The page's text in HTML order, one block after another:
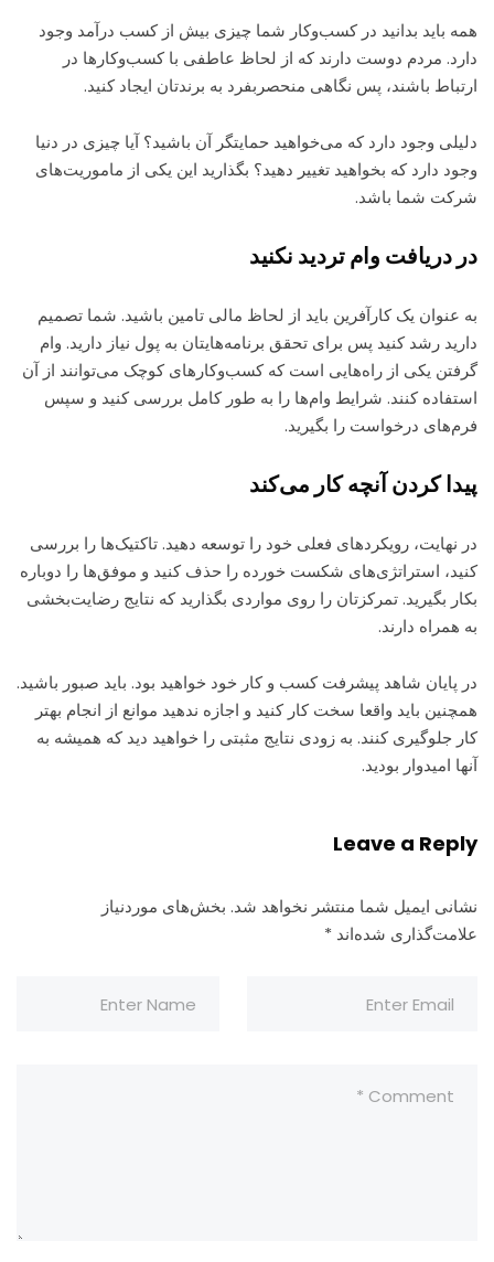
همه باید بدانید در کسب‌وکار شما چیزی بیش از کسب درآمد وجود
دارد. مردم دوست دارند که از لحاظ عاطفی با کسب‌وکارها در
ارتباط باشند، پس نگاهی منحصربفرد به برندتان ایجاد کنید.
دلیلی وجود دارد که می‌خواهید حمایتگر آن باشید؟ آیا چیزی در دنیا
وجود دارد که بخواهید تغییر دهید؟ بگذارید این یکی از ماموریت‌های
شرکت شما باشد.
در دریافت وام تردید نکنید
به عنوان یک کارآفرین باید از لحاظ مالی تامین باشید. شما تصمیم
دارید رشد کنید پس برای تحقق برنامه‌هایتان به پول نیاز دارید. وام
گرفتن یکی از راه‌هایی است که کسب‌وکارهای کوچک می‌توانند از آن
استفاده کنند. شرایط وام‌ها را به طور کامل بررسی کنید و سپس
فرم‌های درخواست را بگیرید.
پیدا کردن آنچه کار می‌کند
در نهایت، رویکردهای فعلی خود را توسعه دهید. تاکتیک‌ها را بررسی
کنید، استراتژی‌های شکست خورده را حذف کنید و موفق‌ها را دوباره
بکار بگیرید. تمرکزتان را روی مواردی بگذارید که نتایج رضایت‌بخشی
به همراه دارند.
در پایان شاهد پیشرفت کسب و کار خود خواهید بود. باید صبور باشید.
همچنین باید واقعا سخت کار کنید و اجازه ندهید موانع از انجام بهتر
کار جلوگیری کنند. به زودی نتایج مثبتی را خواهید دید که همیشه به
آنها امیدوار بودید.
Leave a Reply
نشانی ایمیل شما منتشر نخواهد شد. بخش‌های موردنیاز
علامت‌گذاری شده‌اند *